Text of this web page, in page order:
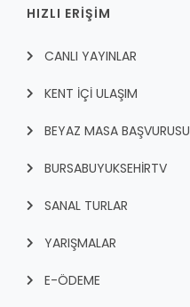
HIZLI ERİŞİM
CANLI YAYINLAR
KENT İÇI ULAŞIM
BEYAZ MASA BAŞVURUSU
BURSABUYUKSEHIRTV
SANAL TURLAR
YARIŞMALAR
E-ÖDEME